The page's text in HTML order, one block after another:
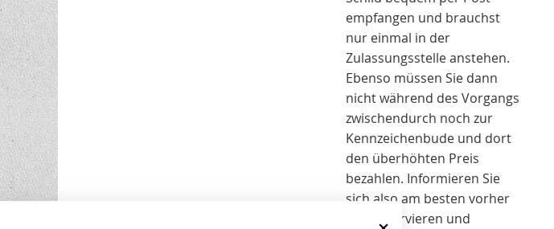
empfangen und brauchst
nur einmal in der
Zulassungsstelle anstehen.
Ebenso müssen Sie dann
nicht während des Vorgangs
zwischendurch noch zur
Kennzeichenbude und dort
den überhöhten Preis
bezahlen. Informieren Sie
sich also am besten vorher
und reservieren und